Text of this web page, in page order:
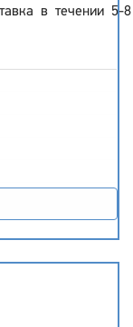
в течении 5-8